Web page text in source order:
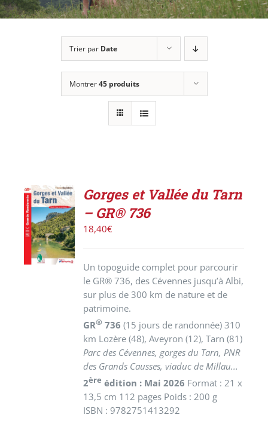
Trier par Date
Montrer45 produits
AJOUTER
AU
PANIER
/
DÉTAILS
Gorges et Vallée du Tarn
– GR® 736
18,40€
Un topoguide complet pour parcourir
le GR® 736, des Cévennes jusqu’à Albi,
sur plus de 300 km de nature et de
patrimoine.
GR® 736(15 jours de randonnée) 310
km Lozère (48), Aveyron (12), Tarn (81)
Parc des Cévennes, gorges du Tarn, PNR
des Grands Causses, viaduc de Millau...
2ère édition : Mai 2026 Format : 21 x
13,5 cm 112 pages Poids : 200 g
ISBN : 9782751413292